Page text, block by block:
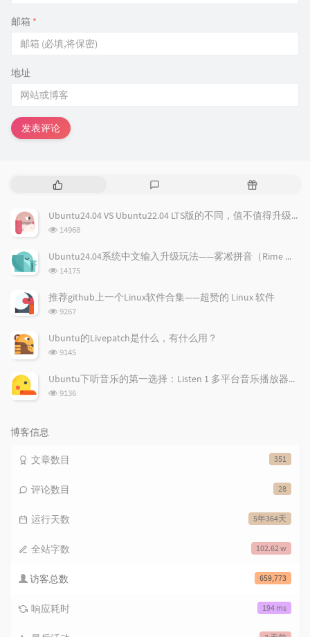
邮箱 *
地址
发表评论
热
章
评
随
文
章
Ubuntu24.04 VS Ubuntu22.04 LTS版的不同，值不值得升级？
浏
次
14968
Ubuntu24.04系统中文输入升级玩法——雾凇拼音（Rime 配置）
浏
次
数:
14175
推荐github上一个Linux软件合集——超赞的 Linux 软件
浏
次
9267
Ubuntu的Livepatch是什么，有什么用？
浏
次
9145
Ubuntu下听音乐的第一选择：Listen 1 多平台音乐播放器，所有免费音乐一应俱全！
浏
9136
博客信息
351
文章数目
28
评论数目
5年364天
运行天数
102.62 w
全站字数
659,773
访客总数
194 ms
响应耗时